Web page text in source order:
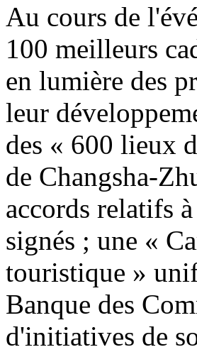
Au cours de
100 meilleurs
en lumière des
leur
des « 600 lieux
de Changsha-
accords relatifs
signés ; une «
touristique »
Banque des
d'initiatives de